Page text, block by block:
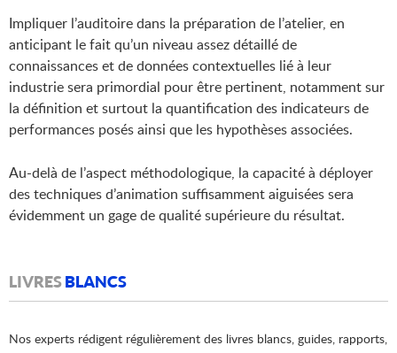
Impliquer l’auditoire dans la préparation de l’atelier, en
anticipant le fait qu’un niveau assez détaillé de
connaissances et de données contextuelles lié à leur
industrie sera primordial pour être pertinent, notamment sur
la définition et surtout la quantification des indicateurs de
performances posés ainsi que les hypothèses associées.
Au-delà de l’aspect méthodologique, la capacité à déployer
des techniques d’animation suffisamment aiguisées sera
évidemment un gage de qualité supérieure du résultat.
LIVRESBLANCS
Nos experts rédigent régulièrement des livres blancs, guides, rapports,